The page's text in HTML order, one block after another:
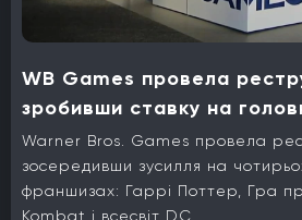
WB Games провела
зробивши ставку на
Warner Bros. Games провела
зосередивши зусилля на
франшизах: Гаррі Поттер, Гра
Kombat і всесвіт DC.